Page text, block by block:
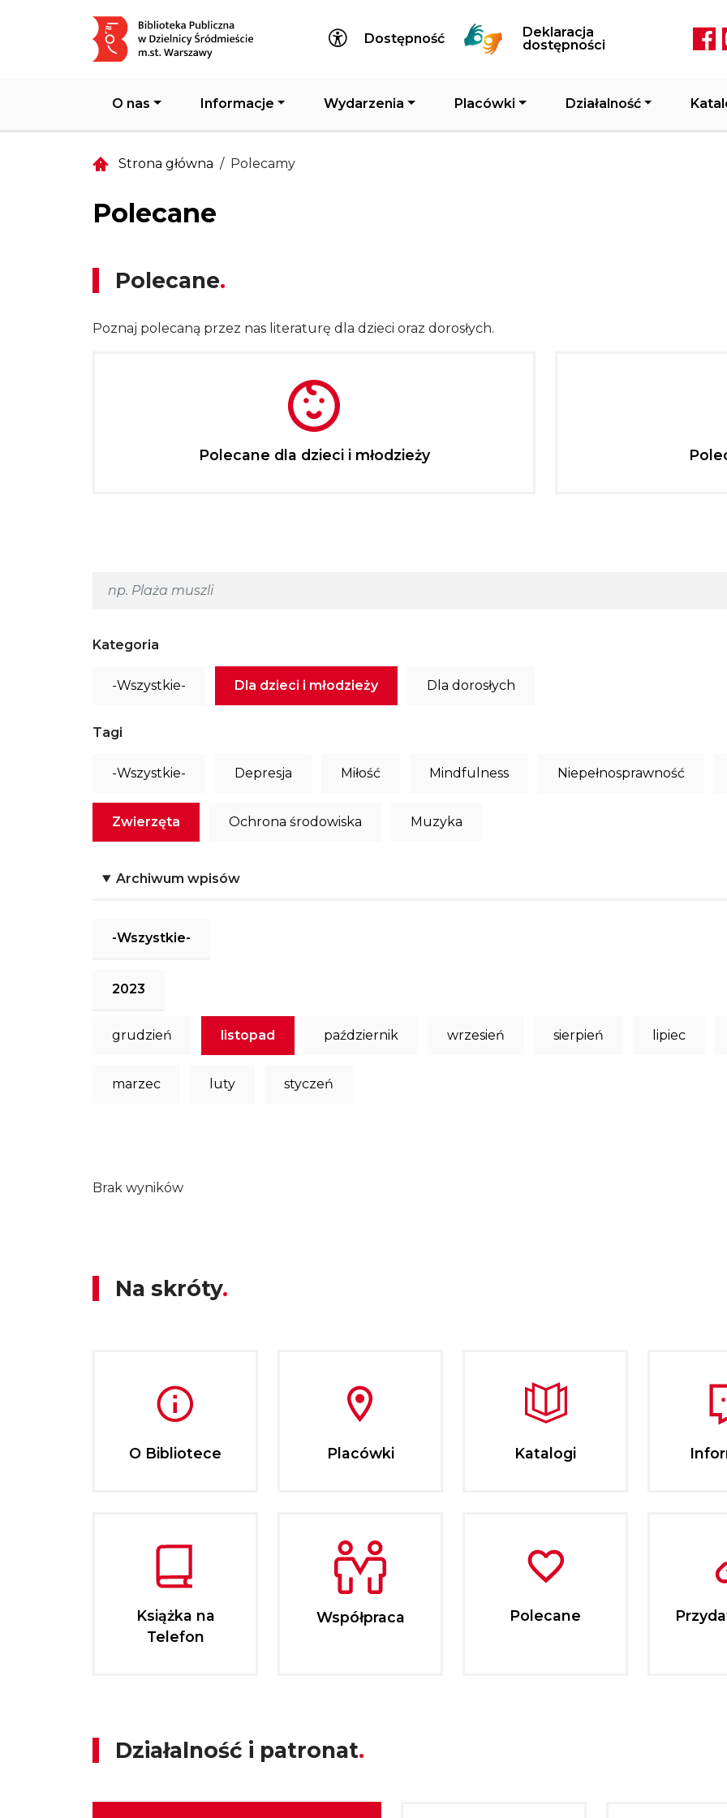
Dostępność
Deklaracja
dostępności
O nas Informacje Wydarzenia Placówki Działalność
Strona główna Polecamy
Polecane
Polecane
Poznaj polecaną przez nas literaturę dla dzieci oraz dorosłych.
Polecane dla dzieci i młodzieży
Kategoria
-Wszystkie- Dla dzieci i młodzieży Dla dorosłych
Tagi
-Wszystkie- Depresja Miłość Mindfulness Niepełnosprawność
Zwierzęta Ochrona środowiska Muzyka
Archiwum wpisów
-Wszystkie-
2023
grudzień listopad październik wrzesień sierpień lipiec
marzec luty styczeń
Brak wyników
Na skróty
O Bibliotece Placówki Katalogi
Książka na
Telefon
Współpraca Polecane
Działalność i patronat